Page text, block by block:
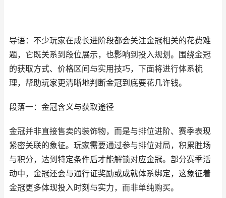
导语：不少玩家在成长进阶段都会关注金冠相关的花费难
题，它既关系到段位展示，也影响到投入规划。围绕金冠
的获取方式、价格区间与实用技巧，下面将进行体系梳
理，帮助玩家更清晰地判断金冠到底要花几许钱。
段落一：金冠含义与获取途径
金冠并非直接售卖的装饰物，而是与排位进阶、赛季表现
紧密关联的象征。玩家需要通过参与排位对局，积累胜场
与积分，达到特定条件后才能解锁对应金冠。部分赛季活
动中，金冠还会与通行证奖励或成就体系绑定，这象征着
金冠更多体现投入时刻与实力，而非单纯购买。